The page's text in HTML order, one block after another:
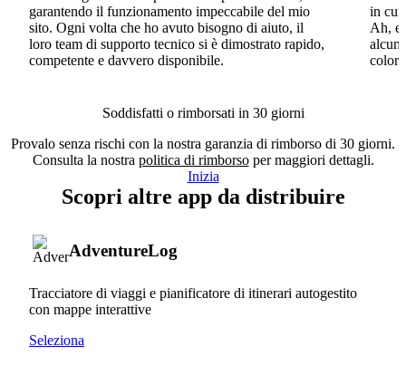
garantendo il funzionamento impeccabile del mio
sito. Ogni volta che ho avuto bisogno di aiuto, il
loro team di supporto tecnico si è dimostrato rapido,
competente e davvero disponibile.
in cui
Ah, e
alcun
Soddisfatti o rimborsati in 30 giorni
Provalo senza rischi con la nostra garanzia di rimborso di 30 giorni.
Consulta la nostra politica di rimborsoper maggiori dettagli.
Inizia
Scopri altre app da distribuire
AdventureLog
Tracciatore di viaggi e pianificatore di itinerari autogestito
con mappe interattive
Seleziona